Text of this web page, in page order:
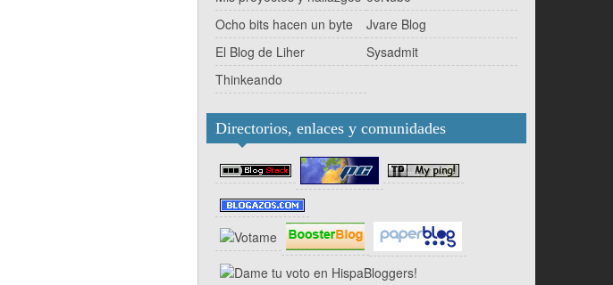
Ocho bits hacen un byte
Jvare Blog
El Blog de Liher
Sysadmit
Thinkeando
Directorios, enlaces y comunidades